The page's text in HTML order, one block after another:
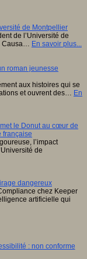
de Montpellier
de l’Université de
Causa… En savoir plus...
roman jeunesse
aux histoires qui se
et ouvrent des… En
le Donut au cœur de
française
l’impact
de
dangereux
chez Keeper
artificielle qui
: non conforme